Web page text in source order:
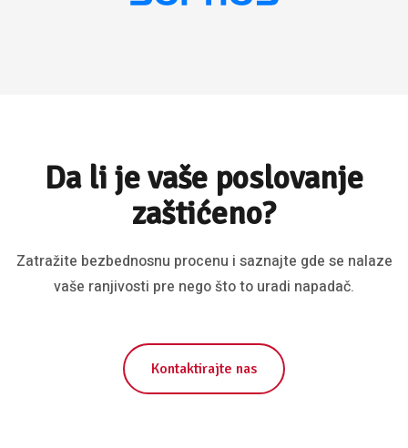
Da li je vaše poslovanje
zaštićeno?
Zatražite bezbednosnu procenu i saznajte gde se nalaze
vaše ranjivosti pre nego što to uradi napadač.
Kontaktirajte nas